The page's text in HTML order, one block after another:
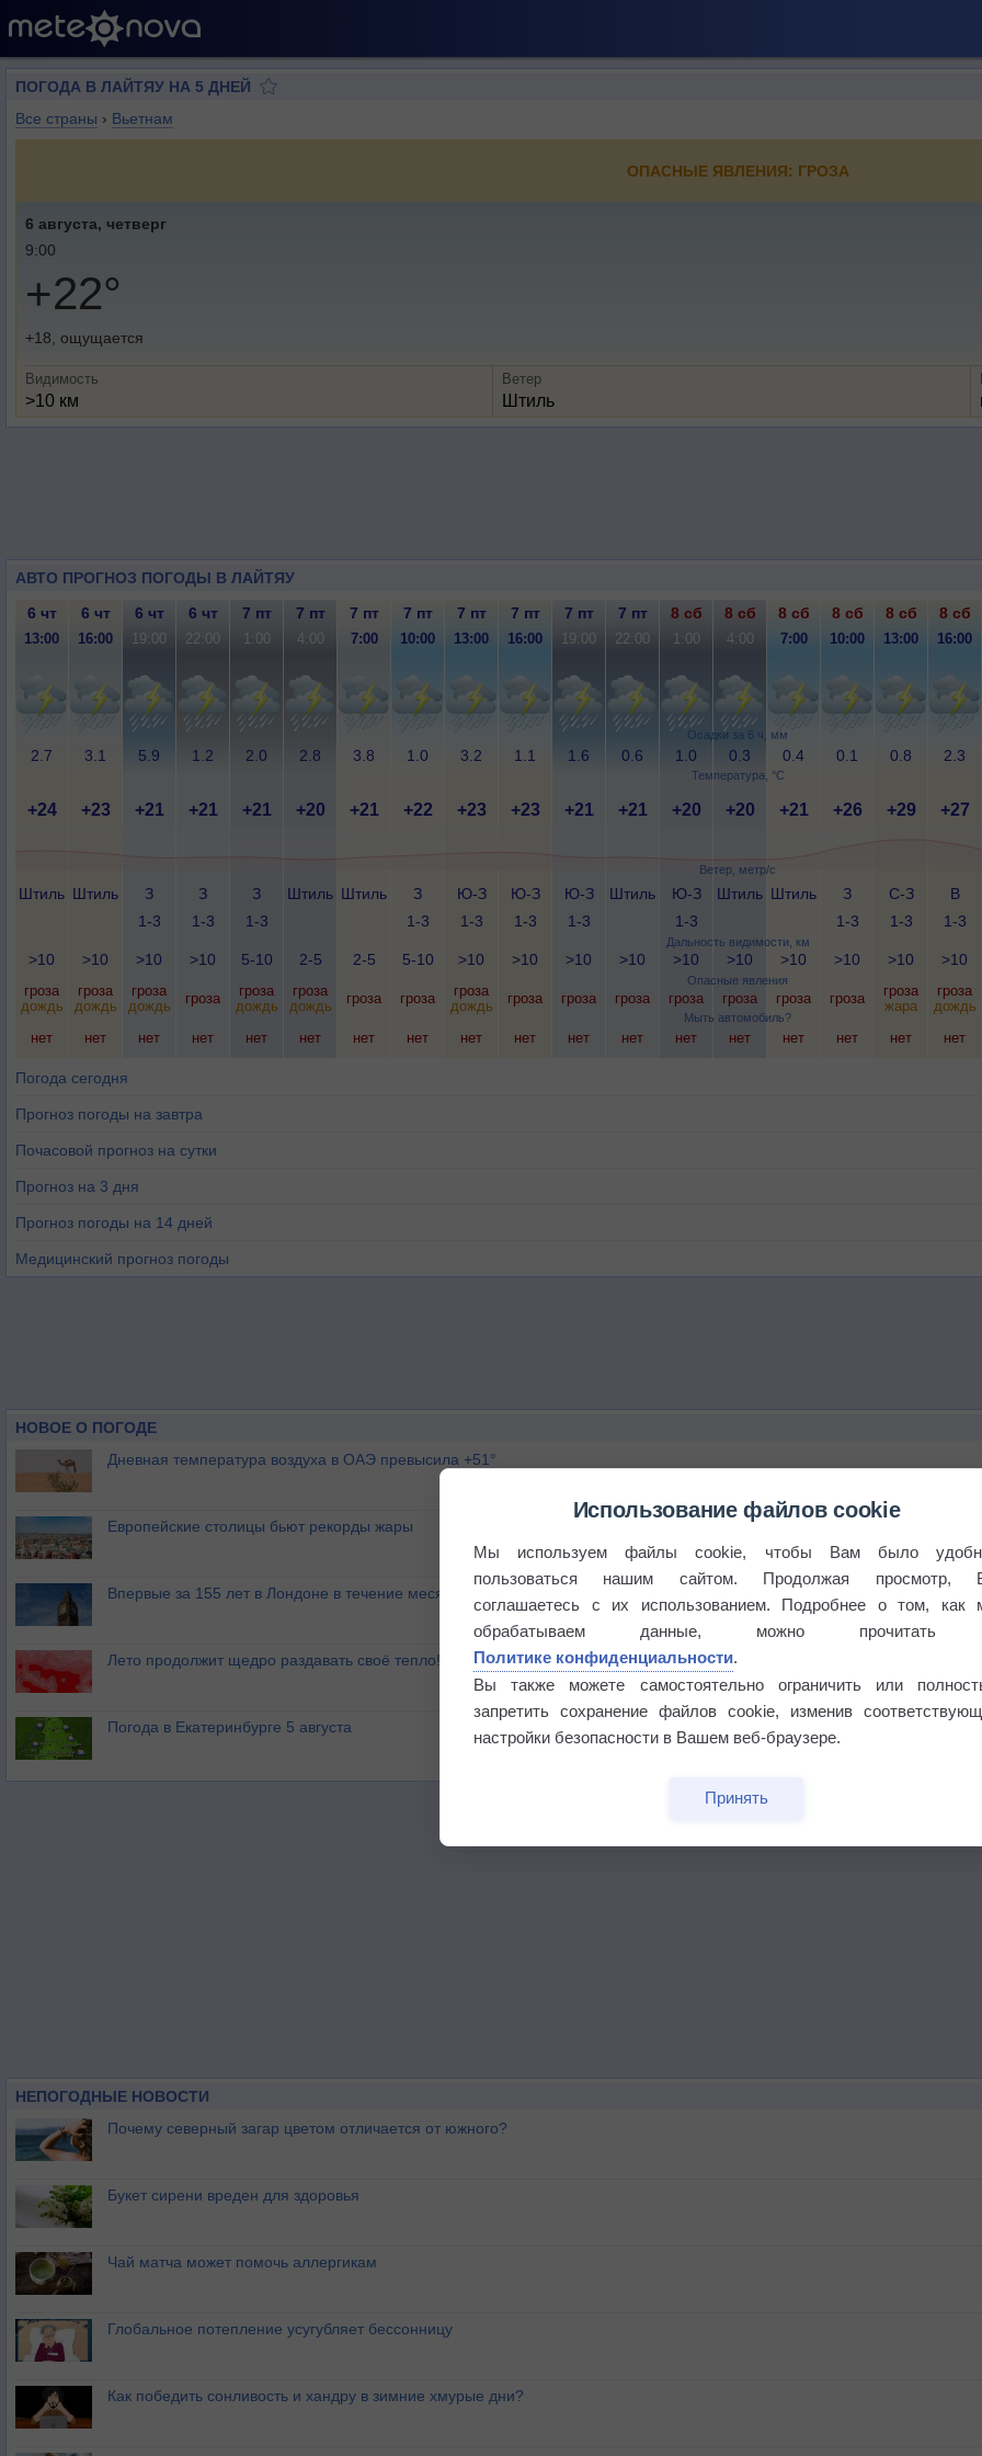
ПОГОДА В ЛАЙТЯУ НА 5 ДНЕЙ
Все страны › Вьетнам
ОПАСНЫЕ ЯВЛЕНИЯ: ГРОЗА
6 августа, четверг
9:00
+22°
+18, ощущается
Видимость
>10 км
Ветер
Штиль
АВТО ПРОГНОЗ ПОГОДЫ В ЛАЙТЯУ
Осадки за 6 ч, мм
Температура, °C
Ветер, метр/с
Дальность видимости, км
Опасные явления
Мыть автомобиль?
6 чт 6 чт 6 чт 6 чт 7 пт 7 пт 7 пт 7 пт 7 пт 7 пт 7 пт 7 пт 8 сб 8 сб 8 сб 8 сб 8 сб 8 сб
13:00 16:00 19:00 22:00 1:00 4:00 7:00 10:00 13:00 16:00 19:00 22:00 1:00 4:00 7:00 10:00 13:00 16:00
2.7 3.1 5.9 1.2 2.0 2.8 3.8 1.0 3.2 1.1 1.6 0.6 1.0 0.3 0.4 0.1 0.8 2.3
+24 +23 +21 +21 +21 +20 +21 +22 +23 +23 +21 +21 +20 +20 +21 +26 +29 +27
Штиль Штиль
З
1-3
З
1-3
З
1-3
Штиль Штиль
З
1-3
Ю-З
1-3
Ю-З
1-3
Ю-З
1-3
Штиль
Ю-З
1-3
Штиль Штиль
З
1-3
С-З
1-3
В
1-3
>10 >10 >10 >10 5-10 2-5 2-5 5-10 >10 >10 >10 >10 >10 >10 >10 >10 >10 >10
гроза
дождь
гроза
дождь
гроза
дождь
гроза
гроза
дождь
гроза
дождь
гроза гроза
гроза
дождь
гроза гроза гроза гроза гроза гроза гроза
гроза
жара
гроза
дождь
нет
нет нет нет нет нет нет нет нет нет нет нет нет нет нет нет нет нет
Погода сегодня
Прогноз погоды на завтра
Почасовой прогноз на сутки
Прогноз на 3 дня
Прогноз погоды на 14 дней
Медицинский прогноз погоды
НОВОЕ О ПОГОДЕ
Дневная температура воздуха в ОАЭ превысила +51°
Европейские столицы бьют рекорды жары
Впервые за 155 лет в Лондоне в течение месяца не выпадал дождь
Лето продолжит щедро раздавать своё тепло!
Погода в Екатеринбурге 5 августа
НЕПОГОДНЫЕ НОВОСТИ
Почему северный загар цветом отличается от южного?
Букет сирени вреден для здоровья
Чай матча может помочь аллергикам
Глобальное потепление усугубляет бессонницу
Как победить сонливость и хандру в зимние хмурые дни?
Использование файлов cookie
Мы используем файлы cookie, чтобы Вам было
пользоваться нашим сайтом. Продолжая просмотр,
соглашаетесь с их использованием. Подробнее о том, как
обрабатываем данные, можно прочитать
Политике конфиденциальности.
Вы также можете самостоятельно ограничить или
запретить сохранение файлов cookie, изменив
настройки безопасности в Вашем веб-браузере.
Принять